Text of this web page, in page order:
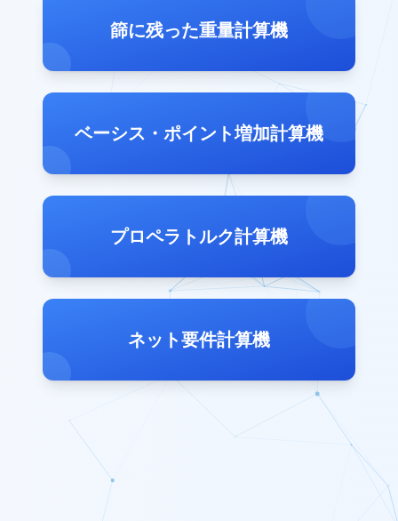
篩に残った重量計算機
ベーシス・ポイント増加計算機
プロペラトルク計算機
ネット要件計算機